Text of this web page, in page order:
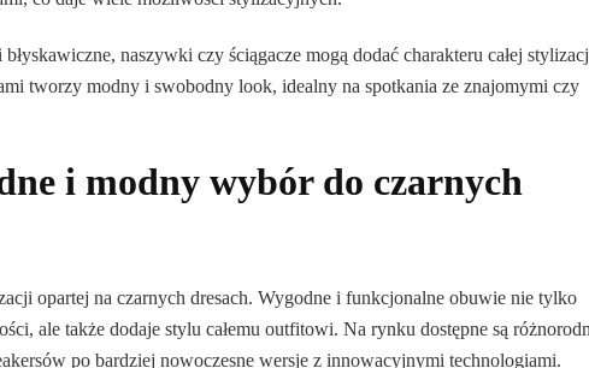
naszywki czy ściągacze mogą dodać charakteru całej
tworzy modny i swobodny look, idealny na spotkania ze znajomymi czy
i modny wybór do czarnych
opartej na czarnych dresach. Wygodne i funkcjonalne obuwie nie tylko
ale także dodaje stylu całemu outfitowi. Na rynku dostępne są
po bardziej nowoczesne wersje z innowacyjnymi technologiami.